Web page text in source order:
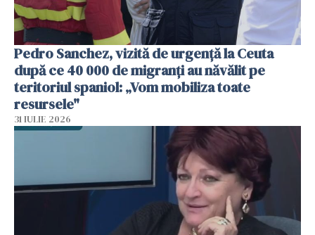
Pedro Sanchez, vizită de urgență la Ceuta
după ce 40 000 de migranți au năvălit pe
teritoriul spaniol: „Vom mobiliza toate
resursele"
31 IULIE 2026